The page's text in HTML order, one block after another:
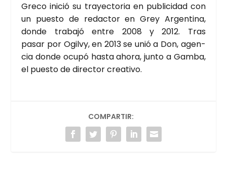
Gre­co ini­ció su tra­yec­to­ria en publi­ci­dad con
un pues­to de redac­tor en Grey Argen­ti­na,
don­de tra­ba­jó entre 2008 y 2012. Tras
pasar por Ogilvy, en 2013 se unió a Don, agen­
cia don­de ocu­pó has­ta aho­ra, jun­to a Gam­ba,
el pues­to de direc­tor crea­ti­vo.
COMPARTIR: